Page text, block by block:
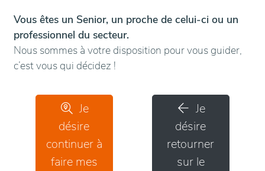
Vous êtes un Senior, un proche de celui-ci ou un
professionnel du secteur.
Nous sommes à votre disposition pour vous guider,
c’est vous qui décidez !
Je
désire
continuer à
faire mes
Je
désire
retourner
sur le